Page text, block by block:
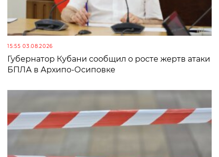
15:55 03.08.2026
Губернатор Кубани сообщил о росте жертв атаки
БПЛА в Архипо-Осиповке